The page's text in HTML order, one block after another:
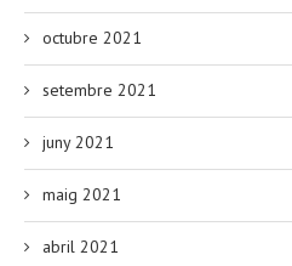
octubre 2021
setembre 2021
juny 2021
maig 2021
abril 2021